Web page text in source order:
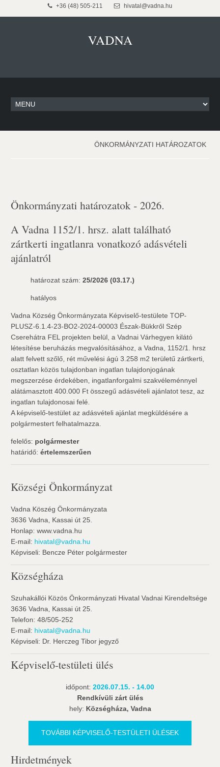
+36 (48) 505-211 hivatal@vadna.hu
VADNA
ÖNKORMÁNYZATI HATÁROZATOK
Önkormányzati határozatok - 2026.
A Vadna 1152/1. hrsz. alatt található
zártkerti ingatlanra vonatkozó adásvételi
ajánlatról
határozat szám:25/2026 (03.17.)
hatályos
Vadna Község Önkormányzata Képviselő-testülete TOP-
PLUSZ-6.1.4-23-BO2-2024-00003 Észak-Bükkről Szép
Cserehátra FEL projekten belül, a Vadnai Várhegyen kilátó
létesítése beruházás megvalósításához, a Vadna, 1152/1. hrsz
alatt felvett szőlő, rét művelési ágú 3.258 m2 területű zártkerti,
osztatlan közös tulajdonban ingatlan tulajdonjogának
megszerzése érdekében, ingatlanforgalmi szakvéleménnyel
alátámasztott 400.000 Ft összegű adásvételi ajánlatot tesz, az
ingatlan tulajdonosai felé.
A képviselő-testület az adásvételi ajánlat megküldésére a
polgármestert felhatalmazza.
felelős: polgármester
határidő:értelemszerűen
Községi Önkormányzat
Vadna Köszég Önkormányzata
3636 Vadna, Kassai út 25.
Honlap: www.vadna.hu
E-mail: hivatal@vadna.hu
Képviseli: Bencze Péter polgármester
Községháza
Szuhakállói Közös Önkormányzati Hivatal Vadnai Kirendeltsége
3636 Vadna, Kassai út 25.
Telefon: 48/505-252
E-mail: hivatal@vadna.hu
Képviseli: Dr. Herczeg Tibor jegyző
Képviselő-testületi ülés
időpont: 2026.07.15. - 14.00
Rendkívüli zárt ülés
hely: Községháza, Vadna
TOVÁBBI KÉPVISELŐ-TESTÜLETI ÜLÉSEK
Hirdetmények